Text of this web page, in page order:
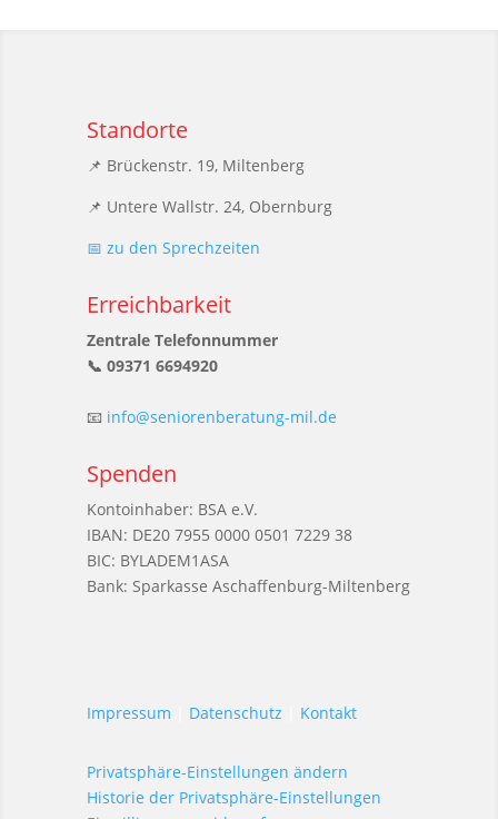
Standorte
📌 Brückenstr. 19, Miltenberg
📌 Untere Wallstr. 24, Obernburg
📅 zu den Sprechzeiten
Erreichbarkeit
Zentrale Telefonnummer
📞 09371 6694920
📧 info@seniorenberatung-mil.de
Spenden
Kontoinhaber: BSA e.V.
IBAN: DE20 7955 0000 0501 7229 38
BIC: BYLADEM1ASA
Bank: Sparkasse Aschaffenburg-Miltenberg
Impressum Datenschutz Kontakt
Privatsphäre-Einstellungen ändern
Historie der Privatsphäre-Einstellungen